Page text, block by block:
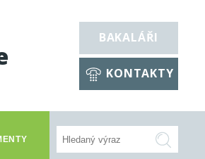
BAKALÁŘI
KONTAKTY